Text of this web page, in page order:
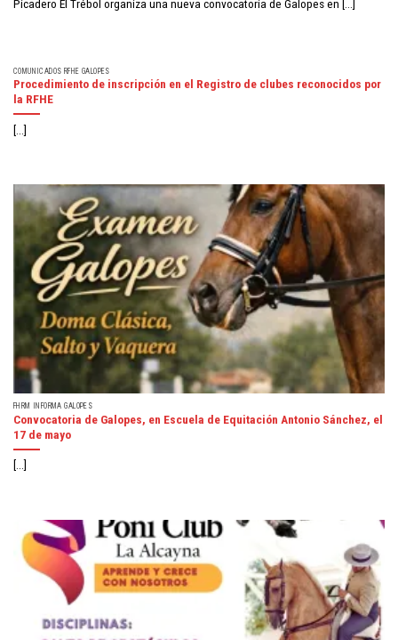
Picadero El Trébol organiza una nueva convocatoria de Galopes en [...]
COMUNICADOS RFHE GALOPES
Procedimiento de inscripción en el Registro de clubes reconocidos por
la RFHE
[...]
FHRM INFORMA GALOPES
Convocatoria de Galopes, en Escuela de Equitación Antonio Sánchez, el
17 de mayo
[...]